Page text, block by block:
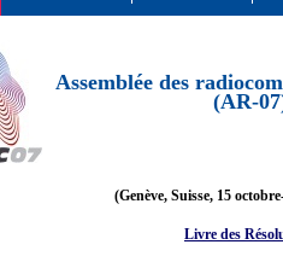
Assemblée des
(AR-
(Genève, Suisse, 15
Livre des